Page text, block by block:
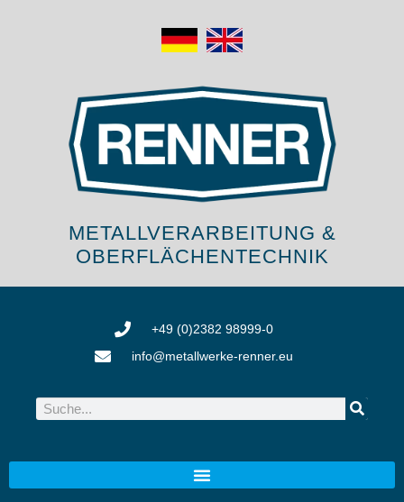
METALLVERARBEITUNG &
OBERFLÄCHENTECHNIK
+49 (0)2382 98999-0
info@metallwerke-renner.eu